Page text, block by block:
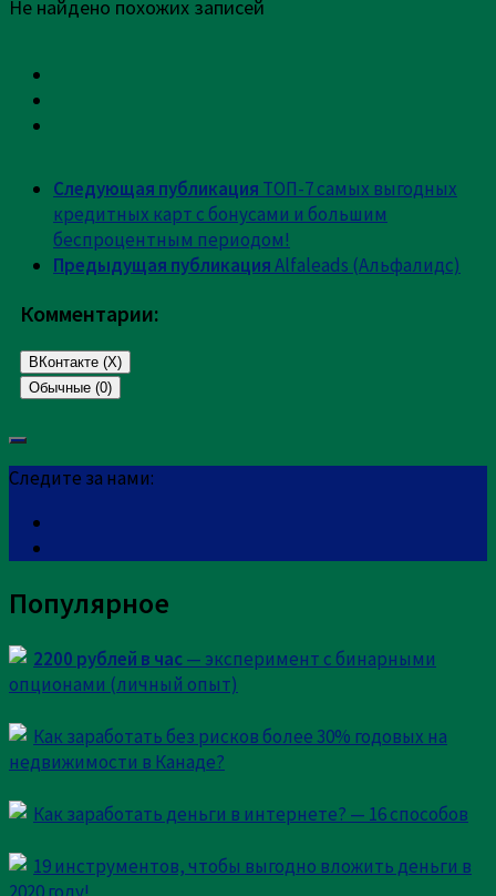
Не найдено похожих записей
Следующая публикация ТОП-7 самых выгодных
кредитных карт с бонусами и большим
беcпроцентным периодом!
Предыдущая публикацияAlfaleads (Альфалидс)
Комментарии:
ВКонтакте (X)
Обычные (0)
поля помечены
Имя*
Email*
Сайт
Следите за нами:
Популярное
2200 рублей в час— эксперимент с бинарными
опционами (личный опыт)
Как заработать без рисков более 30% годовых на
недвижимости в Канаде?
Как заработать деньги в интернете? — 16 способов
19 инструментов, чтобы выгодно вложить деньги в